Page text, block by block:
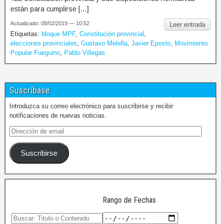
están para cumplirse […]
Leer entrada
Actualizado: 08/02/2019 — 10:52
Etiquetas: bloque MPF, Constitución provincial
elecciones provinciales Gustavo Melella Javier Eposto
Movimiento
Popular Fueguino
Pablo Villegas
Suscríbase
Introduzca su correo electrónico para suscribirse y recibir
notificaciones de nuevas noticias.
Suscribirse
Rango de Fechas